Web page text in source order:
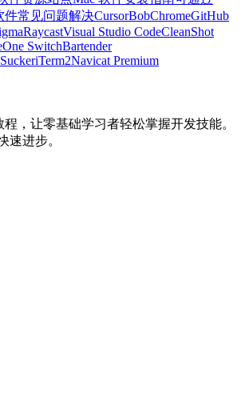
件常见问题解决CursorBobChromeGitHub
RaycastVisual Studio CodeCleanShot
One SwitchBartender
iTerm2Navicat Premium
程，让零基础学习者轻松掌握开发技能。
速进步。